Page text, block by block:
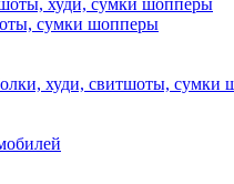
худи, сумки шопперы
сумки шопперы
худи, свитшоты, сумки